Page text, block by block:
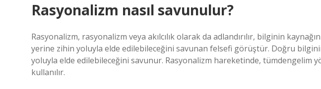
Rasyonalizm nasıl savunulur?
Rasyonalizm, rasyonalizm veya akılcılık olarak da adlandırılır, bilginin
yerine zihin yoluyla elde edilebileceğini savunan felsefi görüştür. Doğru
yoluyla elde edilebileceğini savunur. Rasyonalizm hareketinde, tümdengelim
kullanılır.